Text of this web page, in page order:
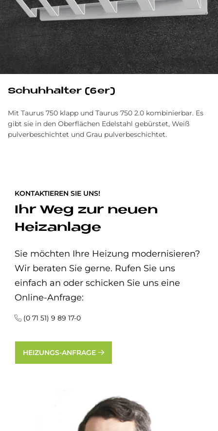
Schuh­hal­ter (6er)
Mit Taurus 750 klapp und Taurus 750 2.0 kombinierbar. Es
gibt sie in den Oberflächen Edelstahl gebürstet, Weiß
pulverbeschichtet und Grau pulverbeschichtet.
KONTAKTIEREN SIE UNS!
Ihr Weg zur neuen
Heizanlage
Sie möchten Ihre Heizung modernisieren?
Wir beraten Sie gerne. Rufen Sie uns
einfach an oder schicken Sie uns eine
Online-Anfrage:
(0 71 51) 9 89 17-0
HEIZUNGS-ANFRAGE